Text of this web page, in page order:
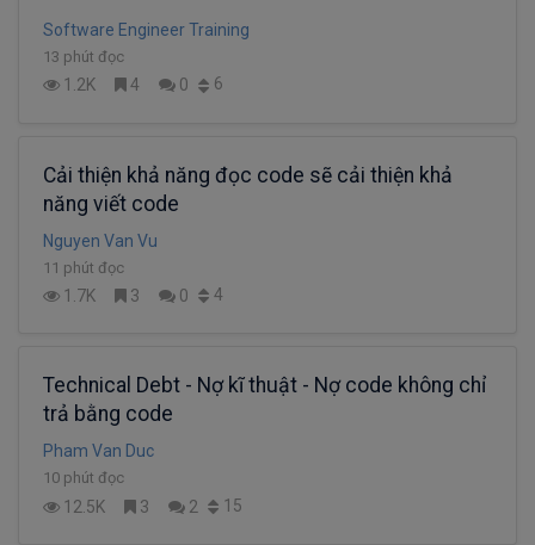
Software Engineer Training
13 phút đọc
1.2K 4 0 6
Cải thiện khả năng đọc code sẽ cải thiện khả
năng viết code
Nguyen Van Vu
11 phút đọc
1.7K 3 0 4
Technical Debt - Nợ kĩ thuật - Nợ code không chỉ
trả bằng code
Pham Van Duc
10 phút đọc
12.5K 3 2 15